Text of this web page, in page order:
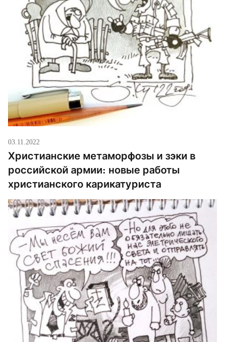
03.11.2022
Христианские метаморфозы и зэки в
российской армии: новые работы
христианского карикатуриста